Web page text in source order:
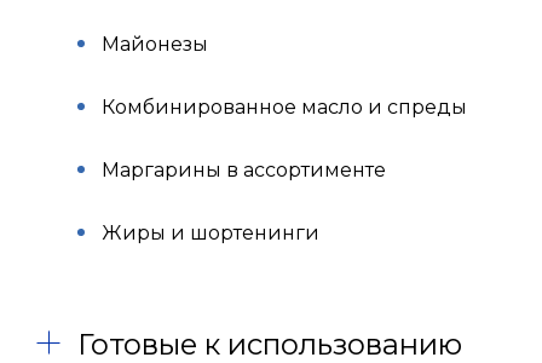
Майонезы
Комбинированное масло и спреды
Маргарины в ассортименте
Жиры и шортенинги
Готовые к использованию